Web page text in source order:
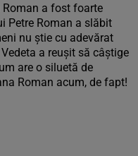
Roman a fost foarte
Petre Roman a slăbit
nu știe cu adevărat
a reușit să câștige
are o siluetă de
Roman acum, de fapt!